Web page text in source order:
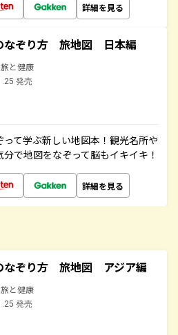
詳細を見る
なぞり方 旅地図 日本編
と健康
発売
て学ぶ新しい地図本！観光名所や
で地図をなぞって脳もイキイキ！
詳細を見る
なぞり方 旅地図 アジア編
と健康
発売